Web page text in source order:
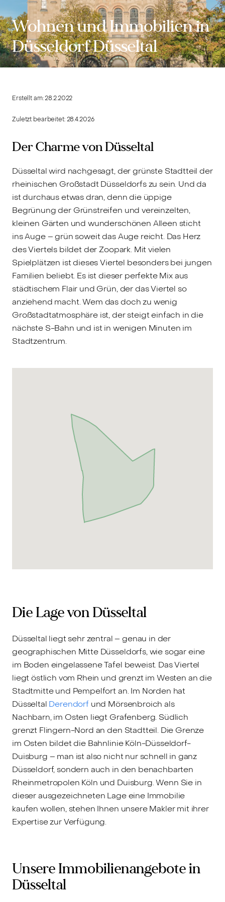
Wohnen und Immobilien in
Düsseldorf Düsseltal
Erstellt am:28.2.2022
Zuletzt bearbeitet:28.4.2026
Der Charme von Düsseltal
Düsseltal wird nachgesagt, der grünste Stadtteil der
rheinischen Großstadt Düsseldorfs zu sein. Und da
ist durchaus etwas dran, denn die üppige
Begrünung der Grünstreifen und vereinzelten,
kleinen Gärten und wunderschönen Alleen sticht
ins Auge – grün soweit das Auge reicht. Das Herz
des Viertels bildet der Zoopark. Mit vielen
Spielplätzen ist dieses Viertel besonders bei jungen
Familien beliebt. Es ist dieser perfekte Mix aus
städtischem Flair und Grün, der das Viertel so
anziehend macht. Wem das doch zu wenig
Großstadtatmosphäre ist, der steigt einfach in die
nächste S-Bahn und ist in wenigen Minuten im
Stadtzentrum.
Die Lage von Düsseltal
Düsseltal liegt sehr zentral – genau in der
geographischen Mitte Düsseldorfs, wie sogar eine
im Boden eingelassene Tafel beweist. Das Viertel
liegt östlich vom Rhein und grenzt im Westen an die
Stadtmitte und Pempelfort an. Im Norden hat
Düsseltal Derendorfund Mörsenbroich als
Nachbarn, im Osten liegt Grafenberg. Südlich
grenzt Flingern-Nord an den Stadtteil. Die Grenze
im Osten bildet die Bahnlinie Köln-Düsseldorf-
Duisburg – man ist also nicht nur schnell in ganz
Düsseldorf, sondern auch in den benachbarten
Rheinmetropolen Köln und Duisburg. Wenn Sie in
dieser ausgezeichneten Lage eine Immobilie
kaufen wollen, stehen Ihnen unsere Makler mit ihrer
Expertise zur Verfügung.
Unsere Immobilienangebote in
Düsseltal